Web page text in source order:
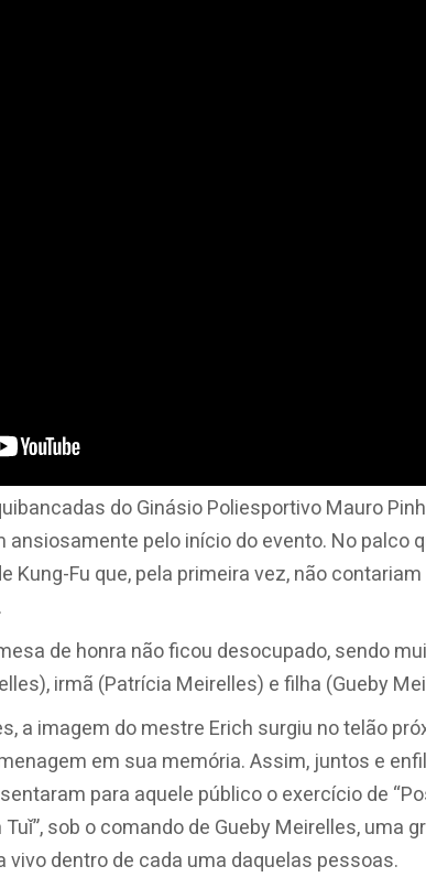
do Ginásio Poliesportivo Mauro
ansiosamente pelo início do evento. No palco
Kung-Fu que, pela primeira vez, não
de honra não ficou desocupado, sendo
irmã (Patrícia Meirelles) e filha (Gueby
a imagem do mestre Erich surgiu no telão
em sua memória. Assim, juntos e
para aquele público o exercício de
sob o comando de Gueby Meirelles, uma
vivo dentro de cada uma daquelas pessoas.